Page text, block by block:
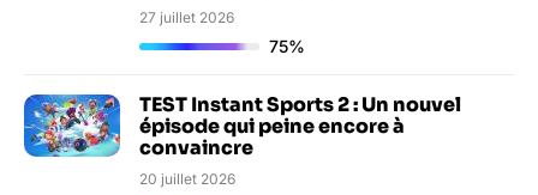
27 juillet 2026
75%
TEST Instant Sports 2 : Un nouvel
épisode qui peine encore à
convaincre
20 juillet 2026